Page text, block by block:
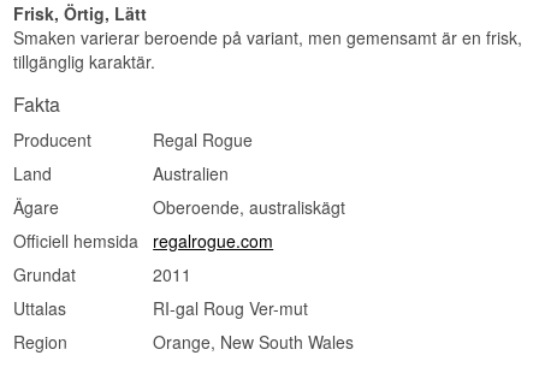
Serveringsförslag: Serveras kall över is med en
skiva grapefrukt, eller som bas i en Lively Spritz
Citrus, Blommig, Frisk, Lätt, Ekologisk
Visste du att?
Visste du att Regal Rogues inhemska botanicals,
som citronmyrten och ökenlime, hämtas direkt
skördarna?
Frisk, Örtig, Lätt
Smaken varierar beroende på variant, men gemensamt är en frisk,
tillgänglig karaktär.
Fakta
Producent
Regal Rogue
Land
Australien
Ägare
Oberoende, australiskägt
Officiell hemsida
regalrogue.com
Grundat
2011
Uttalas
RI-gal Roug Ver-mut
Region
Orange, New South Wales